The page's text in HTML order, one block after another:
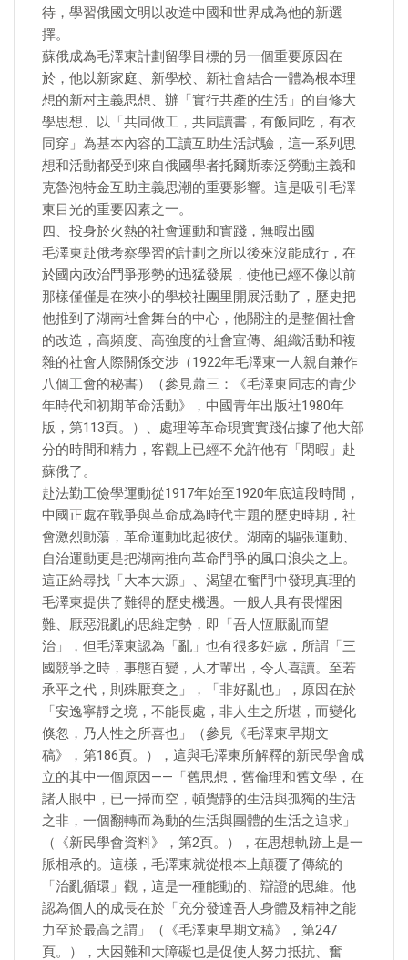
待，學習俄國文明以改造中國和世界成為他的新選
擇。
蘇俄成為毛澤東計劃留學目標的另一個重要原因在
於，他以新家庭、新學校、新社會結合一體為根本理
想的新村主義思想、辦「實行共產的生活」的自修大
學思想、以「共同做工，共同讀書，有飯同吃，有衣
同穿」為基本內容的工讀互助生活試驗，這一系列思
想和活動都受到來自俄國學者托爾斯泰泛勞動主義和
克魯泡特金互助主義思潮的重要影響。這是吸引毛澤
東目光的重要因素之一。
四、投身於火熱的社會運動和實踐，無暇出國
毛澤東赴俄考察學習的計劃之所以後來沒能成行，在
於國內政治鬥爭形勢的迅猛發展，使他已經不像以前
那樣僅僅是在狹小的學校社團里開展活動了，歷史把
他推到了湖南社會舞台的中心，他關注的是整個社會
的改造，高頻度、高強度的社會宣傳、組織活動和複
雜的社會人際關係交涉（1922年毛澤東一人親自兼作
八個工會的秘書）（參見蕭三：《毛澤東同志的青少
年時代和初期革命活動》，中國青年出版社1980年
版，第113頁。）、處理等革命現實實踐佔據了他大部
分的時間和精力，客觀上已經不允許他有「閑暇」赴
蘇俄了。
赴法勤工儉學運動從1917年始至1920年底這段時間，
中國正處在戰爭與革命成為時代主題的歷史時期，社
會激烈動蕩，革命運動此起彼伏。湖南的驅張運動、
自治運動更是把湖南推向革命鬥爭的風口浪尖之上。
這正給尋找「大本大源」、渴望在奮鬥中發現真理的
毛澤東提供了難得的歷史機遇。一般人具有畏懼困
難、厭惡混亂的思維定勢，即「吾人恆厭亂而望
治」，但毛澤東認為「亂」也有很多好處，所謂「三
國競爭之時，事態百變，人才輩出，令人喜讀。至若
承平之代，則殊厭棄之」，「非好亂也」，原因在於
「安逸寧靜之境，不能長處，非人生之所堪，而變化
倏忽，乃人性之所喜也」（參見《毛澤東早期文
稿》，第186頁。），這與毛澤東所解釋的新民學會成
立的其中一個原因——「舊思想，舊倫理和舊文學，在
諸人眼中，已一掃而空，頓覺靜的生活與孤獨的生活
之非，一個翻轉而為動的生活與團體的生活之追求」
（《新民學會資料》，第2頁。），在思想軌跡上是一
脈相承的。這樣，毛澤東就從根本上顛覆了傳統的
「治亂循環」觀，這是一種能動的、辯證的思維。他
認為個人的成長在於「充分發達吾人身體及精神之能
力至於最高之謂」（《毛澤東早期文稿》，第247
頁。），大困難和大障礙也是促使人努力抵抗、奮